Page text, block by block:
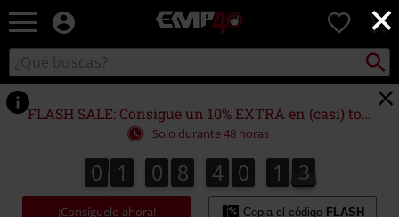
×
EMP
Música,
TV
Gaming
Merch
Ropa
Alternativa
0
Buscar
en
el
catálogo
Buscar
FLASH SALE: Consigue un 10% EXTRA en (casi) todo
Solo durante 48 horas
0
0 1
1 0
0 8
8 4
4 0
0 1
1 1
2
1
3
2
¡Consíguelo ahora! Copia el código FLASH